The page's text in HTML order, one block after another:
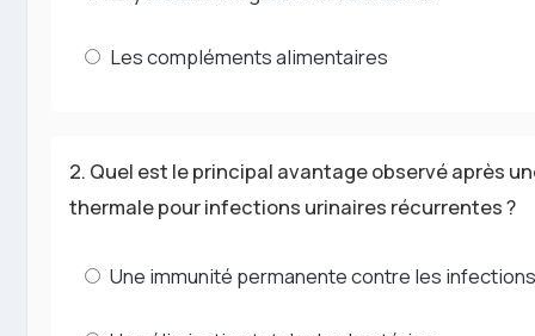
Les compléments alimentaires
2. Quel est le principal avantage observé après
thermale pour infections urinaires récurrentes ?
Une immunité permanente contre les infections